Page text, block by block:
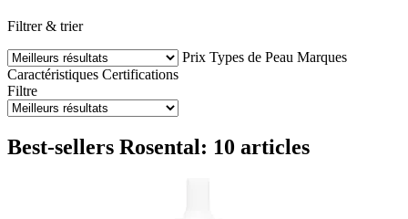
Filtrer & trier
Prix Types de Peau Marques
Caractéristiques Certifications
Filtre
Best-sellers Rosental: 10 articles